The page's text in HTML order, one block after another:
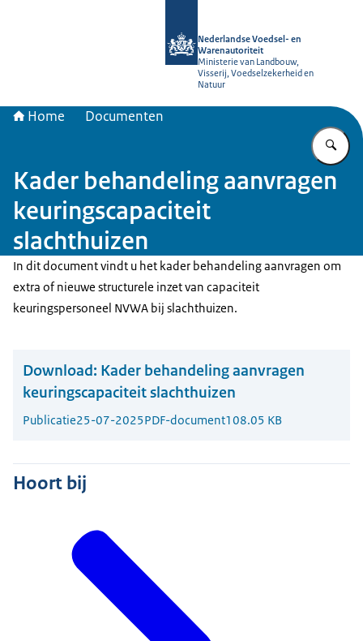
Nederlandse Voedsel- en
Warenautoriteit
Ministerie van Landbouw,
Visserij, Voedselzekerheid en
Natuur
Home Documenten
Kader behandeling aanvragen
keuringscapaciteit
slachthuizen
In dit document vindt u het kader behandeling aanvragen om
extra of nieuwe structurele inzet van capaciteit
keuringspersoneel NVWA bij slachthuizen.
Download: Kader behandeling aanvragen
keuringscapaciteit slachthuizen
Publicatie25-07-2025PDF-document108.05 KB
Hoort bij